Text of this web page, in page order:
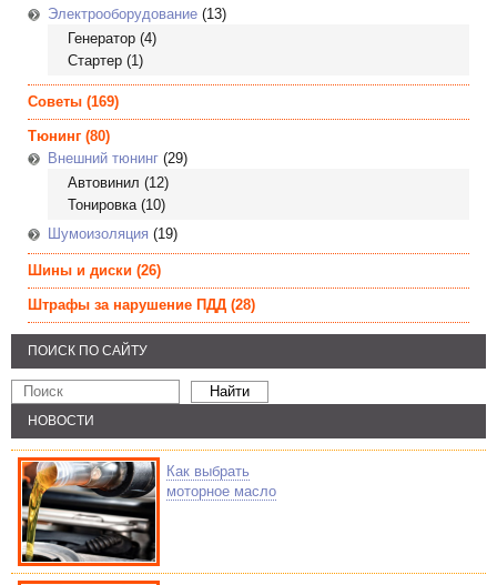
Электрооборудование (13)
Генератор (4)
Стартер (1)
Советы (169)
Тюнинг (80)
Внешний тюнинг (29)
Автовинил (12)
Тонировка(10)
Шумоизоляция (19)
Шины и диски (26)
Штрафы за нарушение ПДД (28)
ПОИСК ПО САЙТУ
НОВОСТИ
Как выбрать
моторное масло